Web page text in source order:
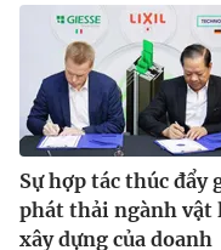
Sự hợp tác thúc đẩy
phát thải ngành vật
xây dựng của doanh